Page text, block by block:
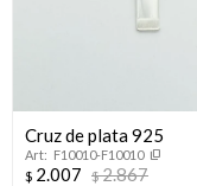
Cruz de plata 925
F10010-F10010
$ 2.007 $2.867